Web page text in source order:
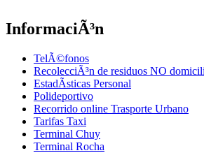
InformaciÃ³n
TelÃ©fonos
RecolecciÃ³n de residuos NO
EstadÃ­sticas Personal
Polideportivo
Recorrido online Trasporte Urbano
Tarifas Taxi
Terminal Chuy
Terminal Rocha